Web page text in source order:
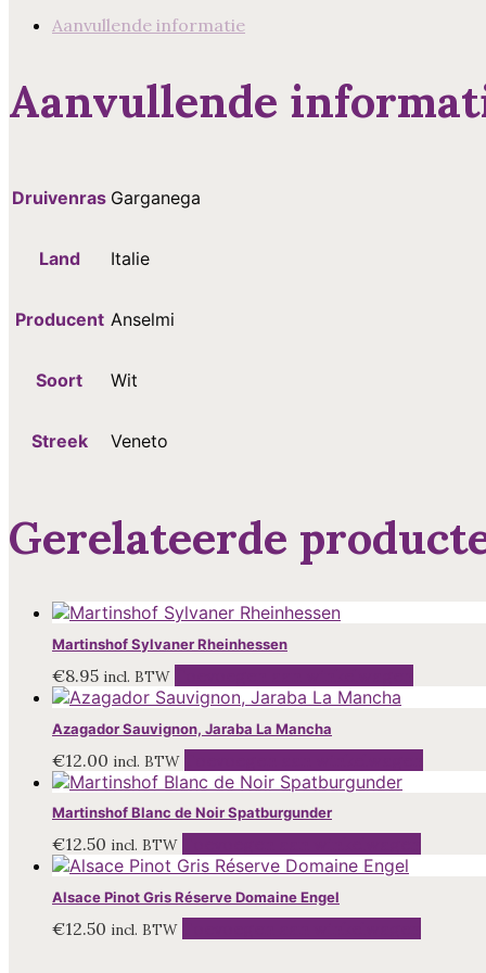
Aanvullende informatie
Aanvullende
Druivenras Garganega
Land Italie
Producent Anselmi
Soort Wit
Streek Veneto
Gerelateerde
Martinshof Sylvaner Rheinhessen
€8.95 incl. BTW
Azagador Sauvignon, Jaraba La Mancha
€12.00 incl. BTW
Martinshof Blanc de Noir Spatburgunder
€12.50 incl. BTW
Alsace Pinot Gris Réserve Domaine Engel
€12.50 incl. BTW